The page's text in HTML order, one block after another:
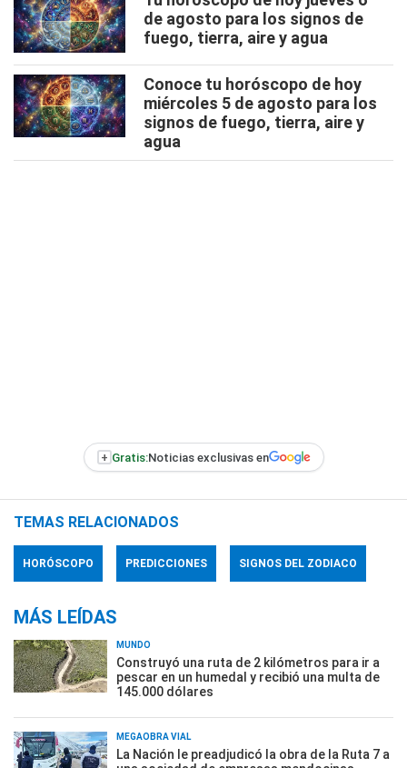
de agosto para los signos de
fuego, tierra, aire y agua
Conoce tu horóscopo de hoy
miércoles 5 de agosto para los
signos de fuego, tierra, aire y
agua
+ Gratis:Noticias exclusivas en
TEMAS RELACIONADOS
HORÓSCOPO PREDICCIONES SIGNOS DEL ZODIACO
MÁS LEÍDAS
MUNDO
Construyó una ruta de 2 kilómetros para ir a
pescar en un humedal y recibió una multa de
145.000 dólares
MEGAOBRA VIAL
La Nación le preadjudicó la obra de la Ruta 7 a